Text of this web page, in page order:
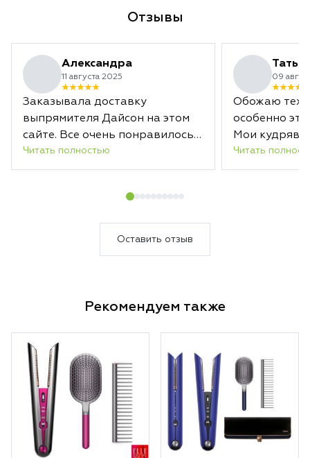
Отзывы
Александра
11 августа 2025
Заказывала доставку
выпрямителя Дайсон на этом
сайте. Все очень понравилось,
быстро доставили, полная
комплектация.
Читать полностью
09
Обожаю
особенно
Мои
отлично и
каждый день.
Читать
Оставить отзыв
Рекомендуем также